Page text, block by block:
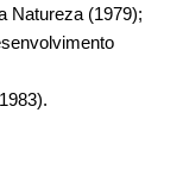
Natureza (1979);